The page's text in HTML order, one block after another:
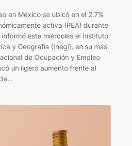
en México se ubicó en el 2.7%
activa (PEA) durante
este miércoles el Instituto
y Geografía (Inegi), en su más
de Ocupación y Empleo
un ligero aumento frente al